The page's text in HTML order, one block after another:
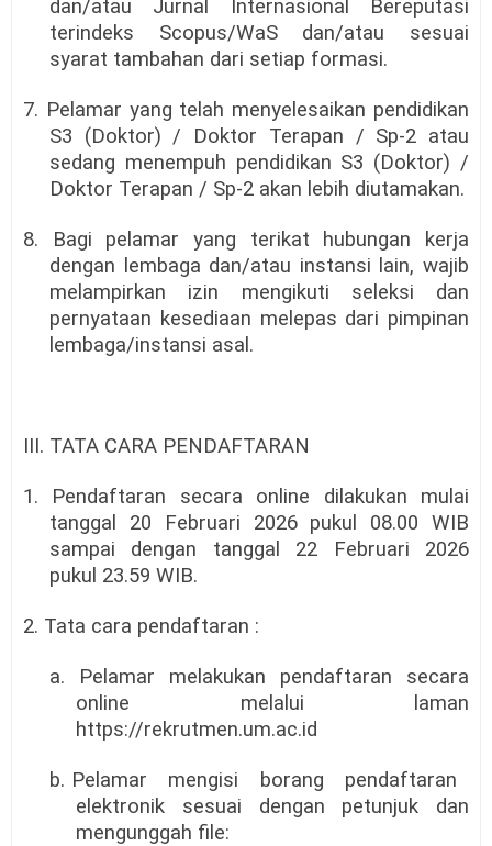
dan/atau Jurnal Internasional Bereputasi
terindeks Scopus/WaS dan/atau sesuai
syarat tambahan dari setiap formasi.
7. Pelamar yang telah menyelesaikan pendidikan
S3 (Doktor) / Doktor Terapan / Sp-2 atau
sedang menempuh pendidikan S3 (Doktor) /
Doktor Terapan / Sp-2 akan lebih diutamakan.
8. Bagi pelamar yang terikat hubungan kerja
dengan lembaga dan/atau instansi lain, wajib
melampirkan izin mengikuti seleksi dan
pernyataan kesediaan melepas dari pimpinan
lembaga/instansi asal.
III. TATA CARA PENDAFTARAN
1. Pendaftaran secara online dilakukan mulai
tanggal 20 Februari 2026 pukul 08.00 WIB
sampai dengan tanggal 22 Februari 2026
pukul 23.59 WIB.
2. Tata cara pendaftaran :
a. Pelamar melakukan pendaftaran secara
online melalui laman
https://rekrutmen.um.ac.id
b. Pelamar mengisi borang
pendaftaran
elektronik
sesuai dengan petunjuk
dan
mengunggah file: